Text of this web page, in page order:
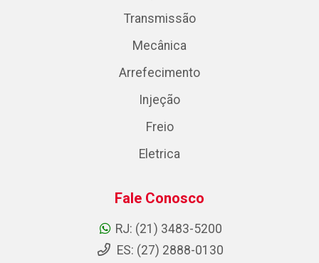
Transmissão
Mecânica
Arrefecimento
Injeção
Freio
Eletrica
Fale Conosco
RJ: (21) 3483-5200
ES: (27) 2888-0130